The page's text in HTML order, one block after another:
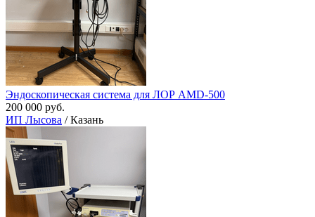
Эндоскопическая система для ЛОР AMD-500
200 000 руб.
ИП Лысова / Казань